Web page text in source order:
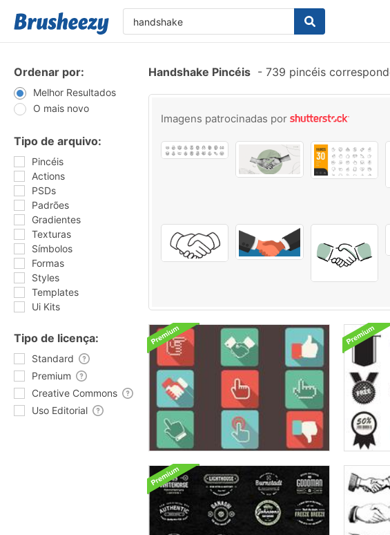
Ordenar por:
Melhor Resultados
O mais novo
Tipo de arquivo:
Pincéis
Actions
PSDs
Padrões
Gradientes
Texturas
Símbolos
Formas
Styles
Templates
Ui Kits
Tipo de licença:
Standard
Premium
Creative Commons
Uso Editorial
Handshake Pincéis - 739 pincéis
Imagens patrocinadas por